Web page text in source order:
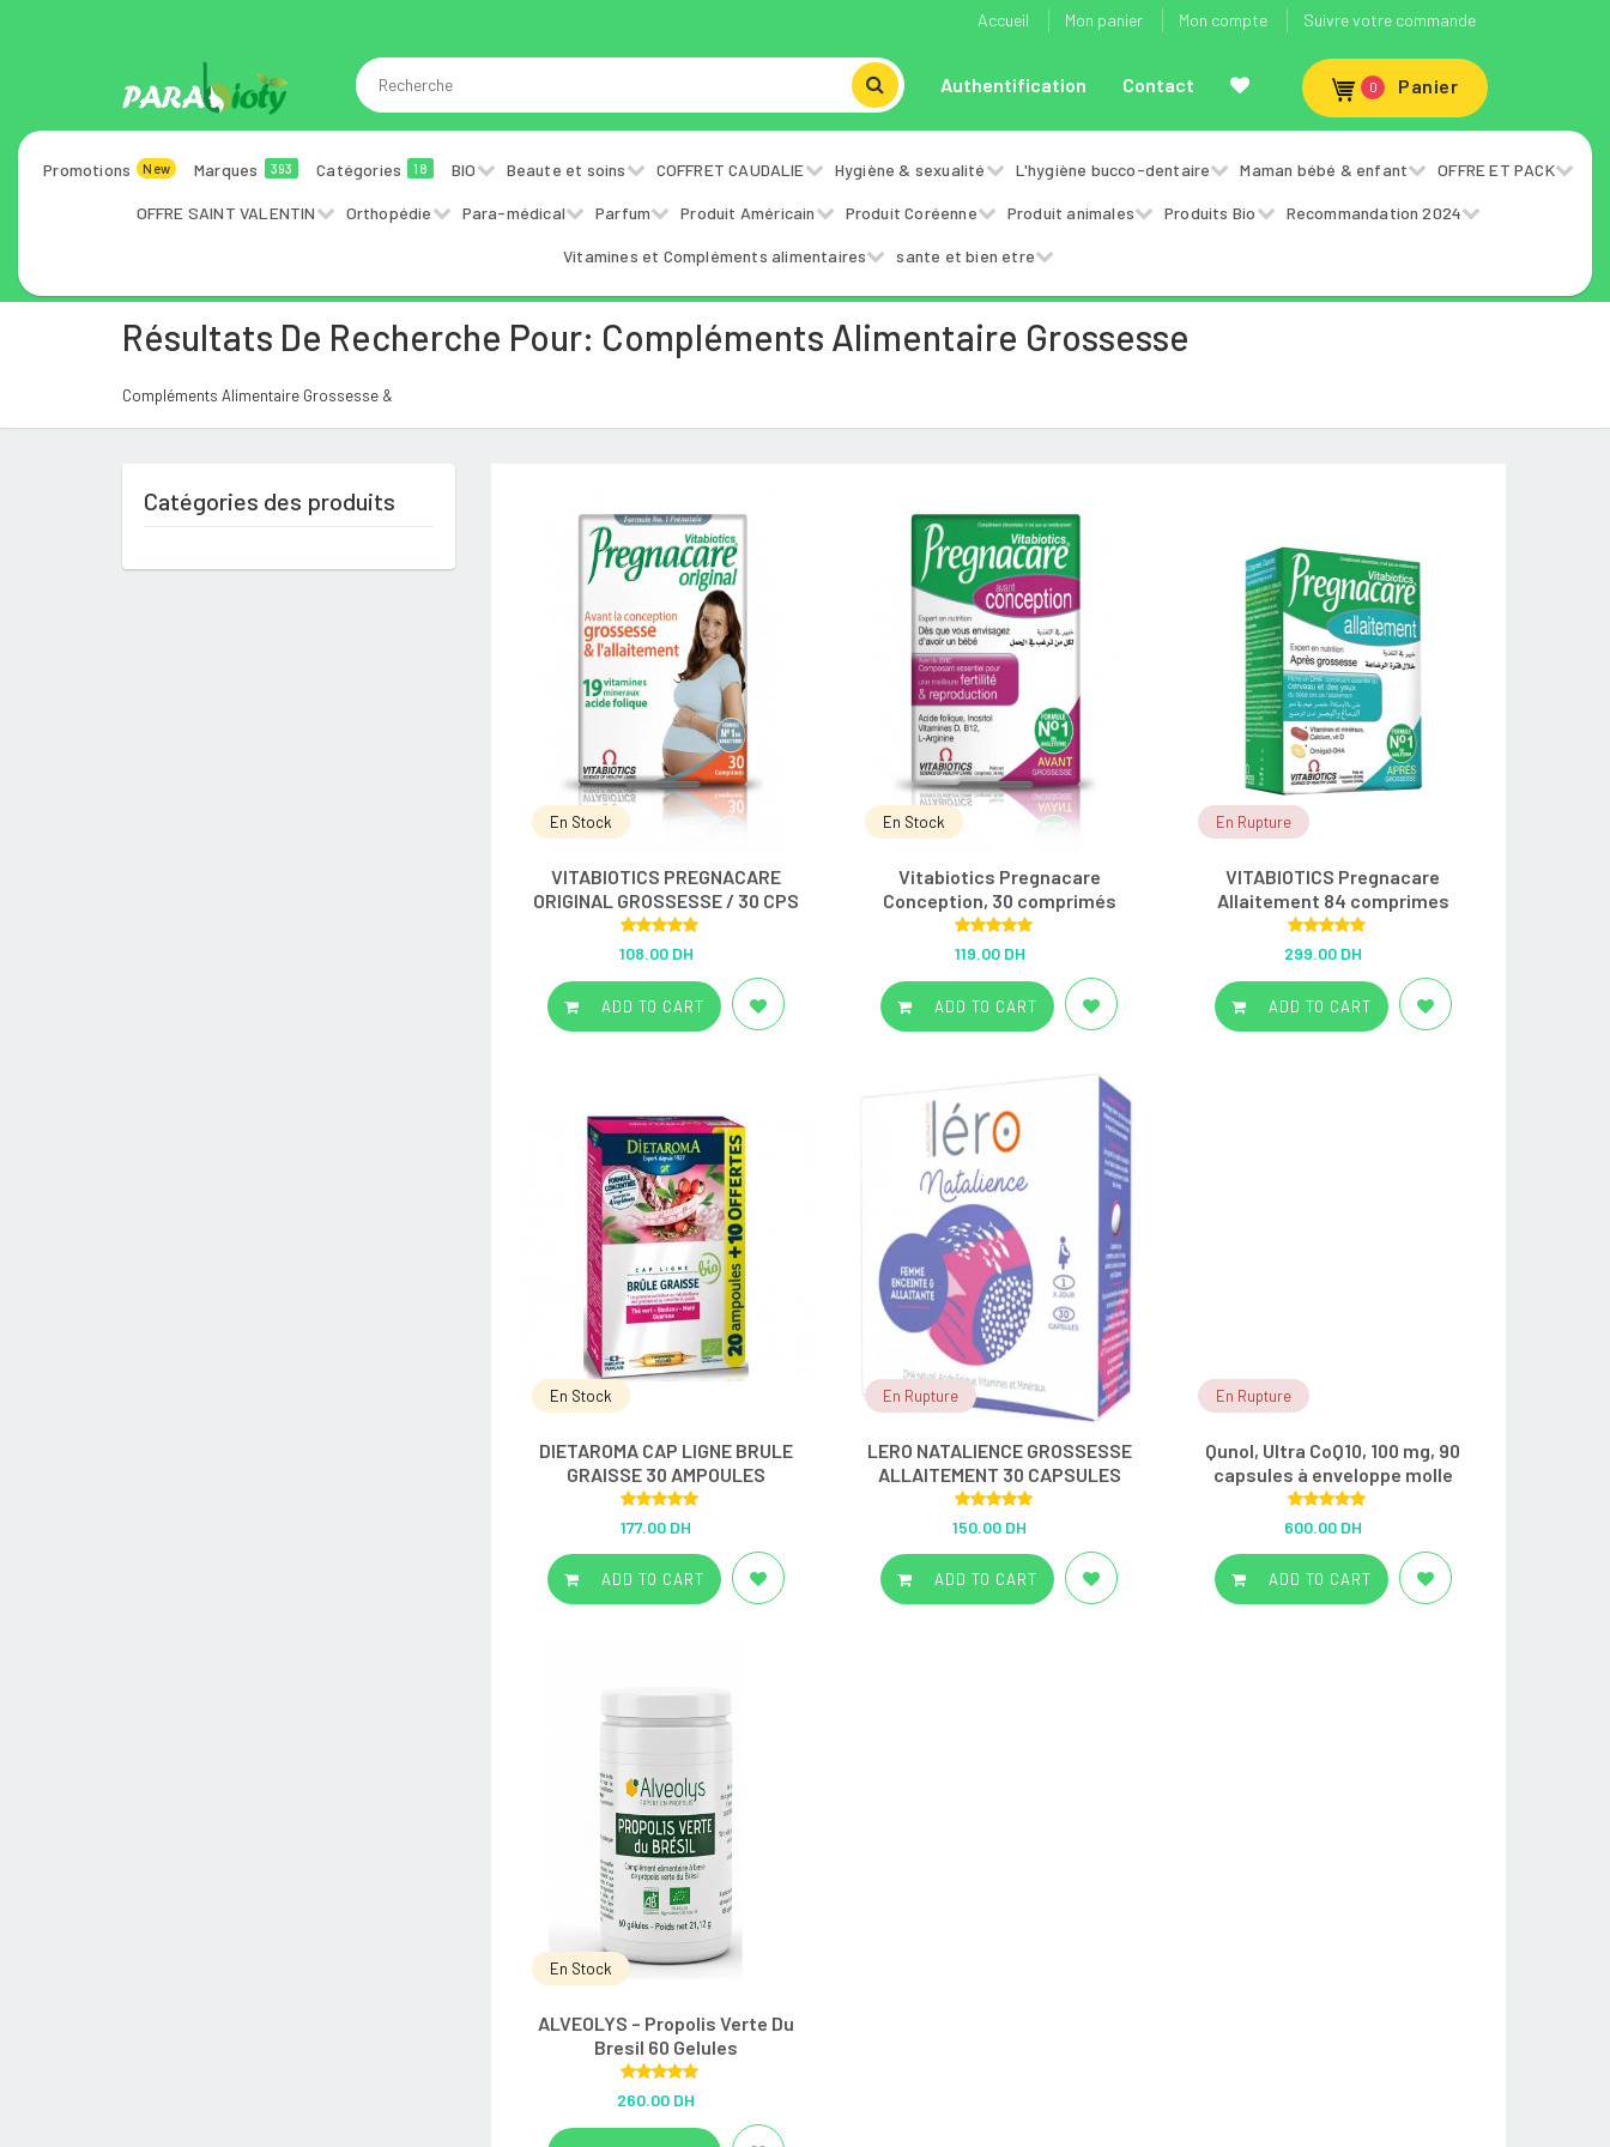
Accueil Mon panier Mon compte Suivre votre commande
Authentification Contact 0 Panier
Promotions New Marques 393 Catégories 18 BIO Beaute et soins COFFRET CAUDALIE Hygiène & sexualité L'hygiène bucco-dentaire Maman bébé & enfant OFFRE ET PACK
OFFRE SAINT VALENTIN Orthopédie Para-médical Parfum Produit Américain Produit Coréenne Produit animales Produits Bio Recommandation 2024
Vitamines et Compléments alimentaires sante et bien etre
Résultats De Recherche Pour: Compléments Alimentaire Grossesse
Compléments Alimentaire Grossesse &
En Stock
VITABIOTICS PREGNACARE
ORIGINAL GROSSESSE / 30 CPS
Rated 5.00
out of 5
108.00 DH
ADD TO CART
En Stock
Vitabiotics Pregnacare
Conception, 30 comprimés
Rated5.00
out of 5
119.00 DH
ADD TO CART
En Rupture
VITABIOTICS Pregnacare
Allaitement 84 comprimes
Rated 5.00
out of 5
299.00 DH
ADD TO CART
En Stock
DIETAROMA CAP LIGNE BRULE
GRAISSE 30 AMPOULES
out of 5
177.00 DH
ADD TO CART
En Rupture
LERO NATALIENCE GROSSESSE
ALLAITEMENT 30 CAPSULES
out of 5
150.00 DH
ADD TO CART
En Rupture
Qunol, Ultra CoQ10, 100 mg, 90
capsules à enveloppe molle
out of 5
600.00 DH
ADD TO CART
En Stock
ALVEOLYS – Propolis Verte Du
Bresil 60 Gelules
Rated 5.00
out of 5
260.00 DH
Catégories des produits